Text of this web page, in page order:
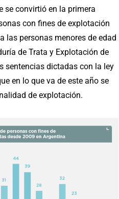
se convirtió en la primera
con fines de explotación
las personas menores de edad
de Trata y Explotación de
sentencias dictadas con la ley
en lo que va de este año se
de explotación.